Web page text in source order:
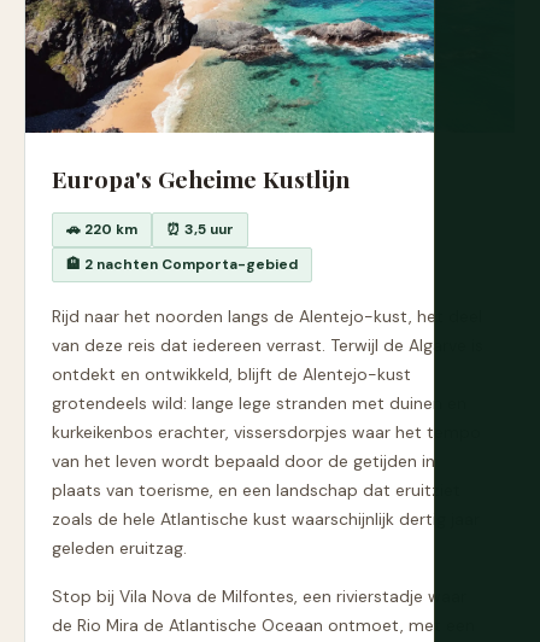
Europa's Geheime Kustlijn
🚗 220 km
⏰ 3,5 uur
🏨 2 nachten Comporta-gebied
Rijd naar het noorden langs de Alentejo-kust, het deel
van deze reis dat iedereen verrast. Terwijl de Algarve is
ontdekt en ontwikkeld, blijft de Alentejo-kust
grotendeels wild: lange lege stranden met duinen en
kurkeikenbos erachter, vissersdorpjes waar het tempo
van het leven wordt bepaald door de getijden in
plaats van toerisme, en een landschap dat eruitziet
zoals de hele Atlantische kust waarschijnlijk dertig jaar
geleden eruitzag.
Stop bij Vila Nova de Milfontes, een rivierstadje waar
de Rio Mira de Atlantische Oceaan ontmoet, met een